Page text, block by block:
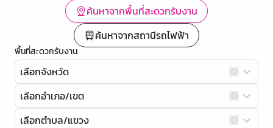
ค้นหาจากพื้นที่สะดวกรับงาน
ค้นหาจากสถานีรถไฟฟ้า
พื้นที่สะดวกรับงาน
เลือกจังหวัด
เลือกอำเภอ/เขต
เลือกตำบล/แขวง